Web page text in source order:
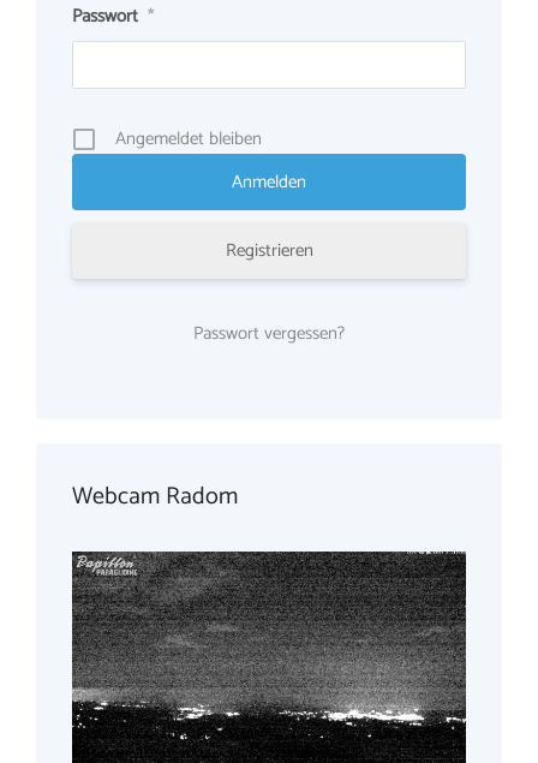
Passwort *
Angemeldet bleiben
Registrieren
Passwort vergessen?
Webcam Radom